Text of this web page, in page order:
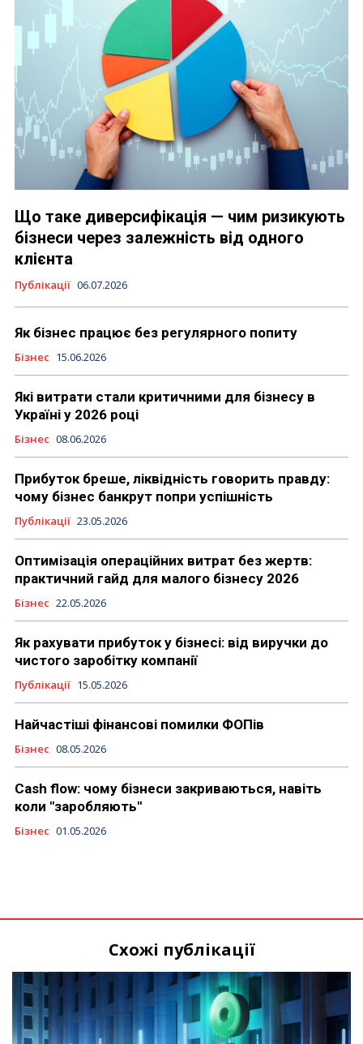
Що таке диверсифікація — чим ризикують
бізнеси через залежність від одного
клієнта
Публікації 06.07.2026
Як бізнес працює без регулярного попиту
Бізнес 15.06.2026
Які витрати стали критичними для бізнесу в
Україні у 2026 році
Бізнес 08.06.2026
Прибуток бреше, ліквідність говорить правду:
чому бізнес банкрут попри успішність
Публікації 23.05.2026
Оптимізація операційних витрат без жертв:
практичний гайд для малого бізнесу 2026
Бізнес 22.05.2026
Як рахувати прибуток у бізнесі: від виручки до
чистого заробітку компанії
Публікації 15.05.2026
Найчастіші фінансові помилки ФОПів
Бізнес 08.05.2026
Cash flow: чому бізнеси закриваються, навіть
коли "заробляють"
Бізнес 01.05.2026
Схожі публікації